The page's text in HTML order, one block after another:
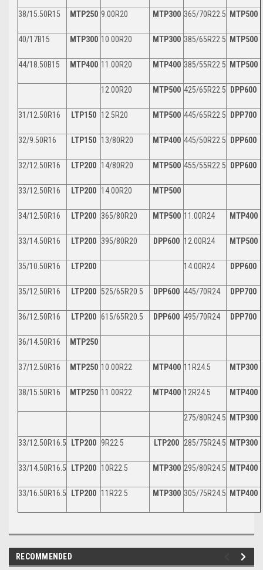
38/15.50R15 MTP250 9.00R20 MTP300 365/70R22.5 MTP500
40/17B15 MTP300 10.00R20 MTP300 385/65R22.5 MTP500
44/18.50B15 MTP400 11.00R20 MTP400 385/55R22.5 MTP500
12.00R20 MTP500 425/65R22.5 DPP600
31/12.50R16 LTP150 12.5R20 MTP500 445/65R22.5 DPP700
32/9.50R16 LTP150 13/80R20 MTP400 445/50R22.5 DPP600
32/12.50R16 LTP200 14/80R20 MTP500 455/55R22.5 DPP600
33/12.50R16 LTP200 14.00R20 MTP500
34/12.50R16 LTP200 365/80R20 MTP500 11.00R24 MTP400
33/14.50R16 LTP200 395/80R20 DPP600 12.00R24 MTP500
35/10.50R16 LTP200 14.00R24 DPP600
35/12.50R16 LTP200 525/65R20.5 DPP600 445/70R24 DPP700
36/12.50R16 LTP200 615/65R20.5 DPP600 495/70R24 DPP700
36/14.50R16 MTP250
37/12.50R16 MTP250 10.00R22 MTP400 11R24.5 MTP300
38/15.50R16 MTP250 11.00R22 MTP400 12R24.5 MTP400
275/80R24.5 MTP300
33/12.50R16.5 LTP200 9R22.5 LTP200 285/75R24.5 MTP300
33/14.50R16.5 LTP200 10R22.5 MTP300 295/80R24.5 MTP400
33/16.50R16.5 LTP200 11R22.5 MTP300 305/75R24.5 MTP400
RECOMMENDED